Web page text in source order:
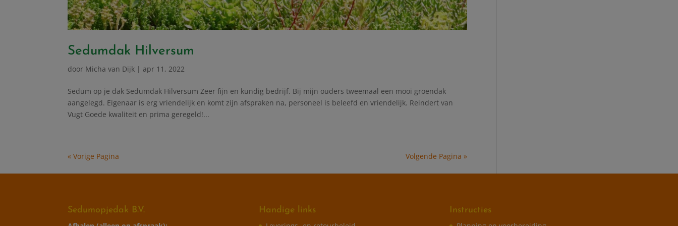
Sedumdak Hilversum
door Micha van Dijk |apr 11, 2022
Sedum op je dak Sedumdak Hilversum Zeer fijn en kundig bedrijf. Bij mijn ouders tweemaal een mooi groendak
aangelegd. Eigenaar is erg vriendelijk en komt zijn afspraken na, personeel is beleefd en vriendelijk. Reindert van
Vugt Goede kwaliteit en prima geregeld!...
« Vorige Pagina Volgende Pagina »
Sedumopjedak B.V.
Handige links
Instructies